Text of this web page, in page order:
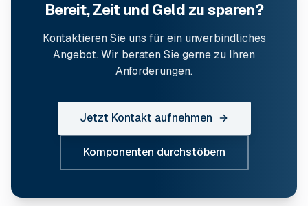
Bereit, Zeit und Geld zu sparen?
Kontaktieren Sie uns für ein unverbindliches
Angebot. Wir beraten Sie gerne zu Ihren
Anforderungen.
Jetzt Kontakt aufnehmen
Komponenten durchstöbern